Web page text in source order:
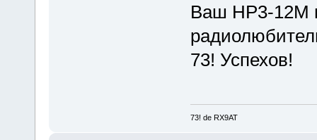
Ваш НР3-12М в
73! Успехов!
73! de RX9AT